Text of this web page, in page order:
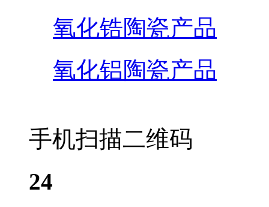
氧化锆陶瓷产品
氧化铝陶瓷产品
手机扫描二维码
24